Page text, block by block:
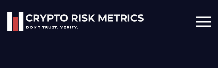
Skip to main content